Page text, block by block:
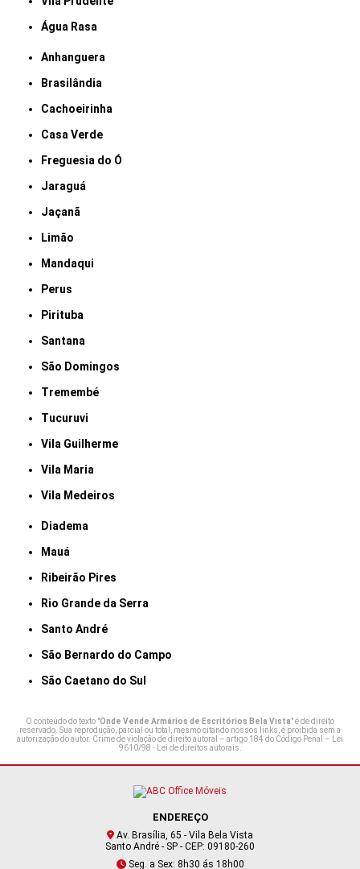
Água Rasa
Anhanguera
Brasilândia
Cachoeirinha
Casa Verde
Freguesia do Ó
Jaraguá
Jaçanã
Limão
Mandaqui
Perus
Pirituba
Santana
São Domingos
Tremembé
Tucuruvi
Vila Guilherme
Vila Maria
Vila Medeiros
Diadema
Mauá
Ribeirão Pires
Rio Grande da Serra
Santo André
São Bernardo do Campo
São Caetano do Sul
O conteúdo do texto "Onde Vende Armários de Escritórios Bela Vista" é de direito
reservado. Sua reprodução, parcial ou total, mesmo citando nossos links, é proibida sem a
autorização do autor. Crime de violação de direito autoral – artigo 184 do Código Penal – Lei
9610/98 - Lei de direitos autorais.
ENDEREÇO
Av. Brasília, 65 - Vila Bela Vista
Santo André - SP - CEP: 09180-260
Seg. a Sex: 8h30 ás 18h00